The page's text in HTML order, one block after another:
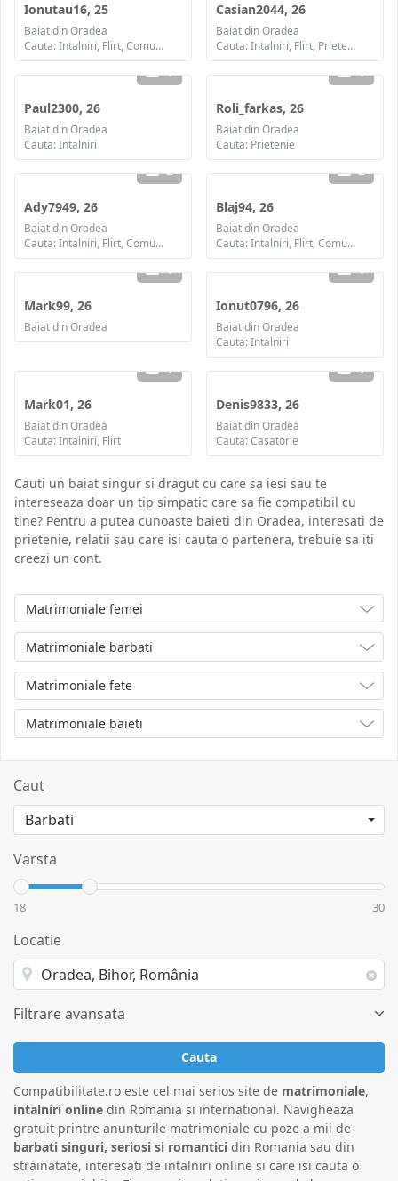
Ionutau16, 25
Baiat din Oradea
Cauta: Intalniri, Flirt, Comunicare / chat, Prietenie
Casian2044, 26
Baiat din Oradea
Cauta: Intalniri, Flirt, Prietenie
1
Paul2300, 26
Baiat din Oradea
Cauta: Intalniri
1
Roli_farkas, 26
Baiat din Oradea
Cauta: Prietenie
2
Ady7949, 26
Baiat din Oradea
Cauta: Intalniri, Flirt, Comunicare / chat, Prietenie, Casatorie
2
Blaj94, 26
Baiat din Oradea
Cauta: Intalniri, Flirt, Comunicare / chat, Prietenie, Casatorie
1
Mark99, 26
Baiat din Oradea
1
Ionut0796, 26
Baiat din Oradea
Cauta: Intalniri
1
Mark01, 26
Baiat din Oradea
Cauta: Intalniri, Flirt
1
Denis9833, 26
Baiat din Oradea
Cauta: Casatorie
Cauti un baiat singur si dragut cu care sa iesi sau te
intereseaza doar un tip simpatic care sa fie compatibil cu
tine? Pentru a putea cunoaste baieti din Oradea, interesati de
prietenie, relatii sau care isi cauta o partenera, trebuie sa iti
creezi un cont.
Matrimoniale femei
Matrimoniale barbati
Matrimoniale fete
Matrimoniale baieti
Caut
Varsta
18 30
Locatie
Filtrare avansata
Cauta
Compatibilitate.ro este cel mai serios site de matrimoniale,
intalniri online din Romania si international. Navigheaza
gratuit printre anunturile matrimoniale cu poze a mii de
barbati singuri, seriosi si romantici din Romania sau din
strainatate, interesati de intalniri online si care isi cauta o